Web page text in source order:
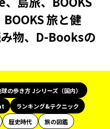
旅と健
物、D-Booksの
の歩き方 Jシリーズ（国内）
ランキング&テクニック
歴史時代
旅の図鑑